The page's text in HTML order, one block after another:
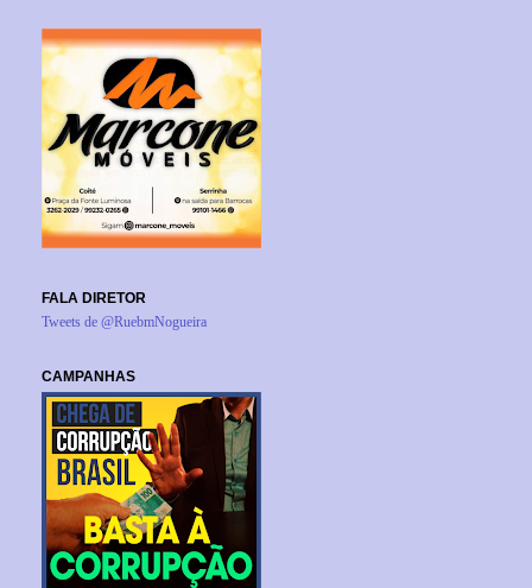
FALA DIRETOR
Tweets de @RuebmNogueira
CAMPANHAS